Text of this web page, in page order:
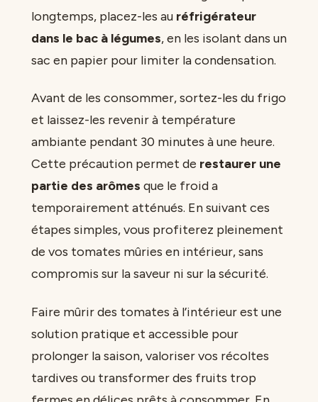
longtemps, placez-les au réfrigérateur
dans le bac à légumes, en les isolant dans un
sac en papier pour limiter la condensation.
Avant de les consommer, sortez-les du frigo
et laissez-les revenir à température
ambiante pendant 30 minutes à une heure.
Cette précaution permet de restaurer une
partie des arômes que le froid a
temporairement atténués. En suivant ces
étapes simples, vous profiterez pleinement
de vos tomates mûries en intérieur, sans
compromis sur la saveur ni sur la sécurité.
Faire mûrir des tomates à l’intérieur est une
solution pratique et accessible pour
prolonger la saison, valoriser vos récoltes
tardives ou transformer des fruits trop